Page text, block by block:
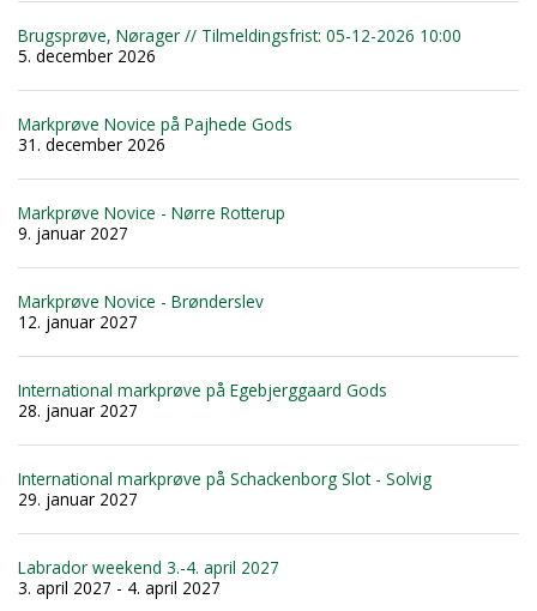
Brugsprøve, Nørager // Tilmeldingsfrist: 05-12-2026 10:00
5. december 2026
Markprøve Novice på Pajhede Gods
31. december 2026
Markprøve Novice - Nørre Rotterup
9. januar 2027
Markprøve Novice - Brønderslev
12. januar 2027
International markprøve på Egebjerggaard Gods
28. januar 2027
International markprøve på Schackenborg Slot - Solvig
29. januar 2027
Labrador weekend 3.-4. april 2027
3. april 2027 - 4. april 2027